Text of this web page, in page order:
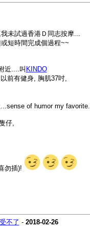
未試過香港Ｄ同志按摩...
短時間完成個過程~~
近....叫 KINDO
前有健身, 胸肌37吋,
of humor my
仔,
勿插)!
不了 - 2018-02-26